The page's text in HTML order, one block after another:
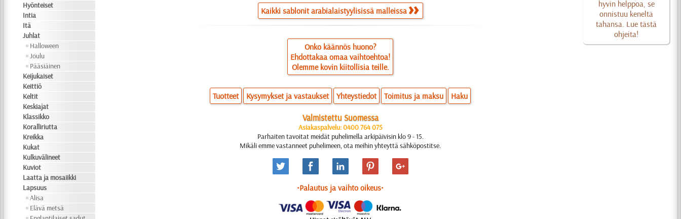
Hyönteiset
Intia
Itä
Juhlat
Halloween
Joulu
Pääsiäinen
Keijukaiset
Keittiö
Keltit
Keskiajat
Klassikko
Koralliriutta
Kreikka
Kukat
Kulkuvälineet
Kuviot
Laatta ja mosaiikki
Lapsuus
Alisa
Elävä metsä
hyvin helppoa, se
onnistuu keneltä
tahansa. Lue tästä
ohjeita!
Kaikki sablonit arabialaistyylisissä malleissa
Onko käännös huono?
Ehdottakaa omaa vaihtoehtoa!
Olemme kovin kiitollisia teille.
Tuotteet Kysymykset ja vastaukset Yhteystiedot Toimitus ja maksu Haku
Valmistettu Suomessa
Asiakaspalvelu: 0400 764 075
Parhaiten tavoitat meidät puhelimella arkipäivisin klo 9 - 15.
Mikäli emme vastanneet puhelimeen, ota meihin yhteyttä sähköpostitse.
•Palautus ja vaihto oikeus•